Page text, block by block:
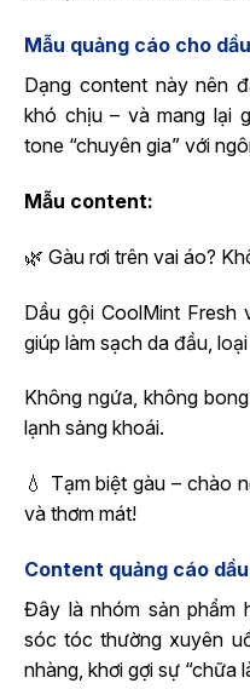
Mẫu quảng cáo cho
Dạng content này nên
khó chịu – và mang lại
tone “chuyên gia” với
Mẫu content:
🌿 Gàu rơi trên vai áo?
Dầu gội CoolMint Fresh
giúp làm sạch da đầu,
Không ngứa, không
lạnh sảng khoái.
💧 Tạm biệt gàu – chào
và thơm mát!
Content quảng cáo
Đây là nhóm sản phẩm
sóc tóc thường xuyên
nhàng, khơi gợi sự “chữa